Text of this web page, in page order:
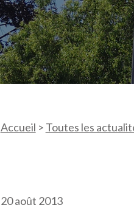
Accueil > Toutes les
20 août 2013